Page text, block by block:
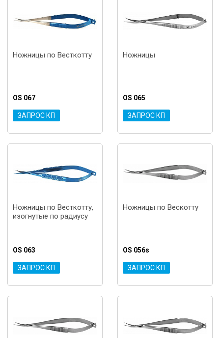
Ножницы по Весткотту
OS 067
ЗАПРОС КП
Ножницы
OS 065
ЗАПРОС КП
Ножницы по Весткотту,
изогнутые по радиусу
OS 063
ЗАПРОС КП
Ножницы по Вескотту
OS 056s
ЗАПРОС КП